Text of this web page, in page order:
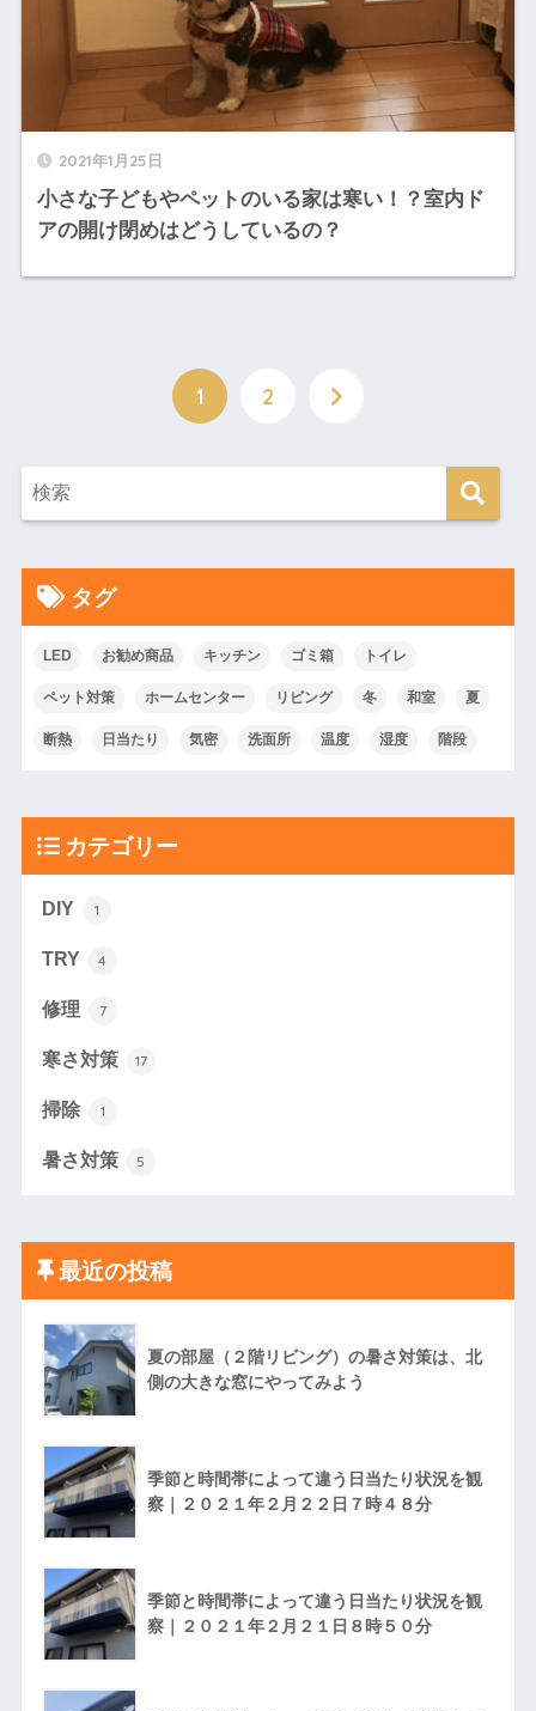
2021年1月25日
小さな子どもやペットのいる家は寒い！？室内ド
アの開け閉めはどうしているの？
1 2
タグ
LED お勧め商品 キッチン ゴミ箱 トイレ
ペット対策 ホームセンター リビング 冬 和室 夏
断熱 日当たり 気密 洗面所 温度 湿度 階段
カテゴリー
DIY 1
TRY 4
修理 7
寒さ対策 17
掃除 1
暑さ対策 5
最近の投稿
夏の部屋（２階リビング）の暑さ対策は、北
側の大きな窓にやってみよう
季節と時間帯によって違う日当たり状況を観
察｜２０２１年２月２２日７時４８分
季節と時間帯によって違う日当たり状況を観
察｜２０２１年２月２１日８時５０分